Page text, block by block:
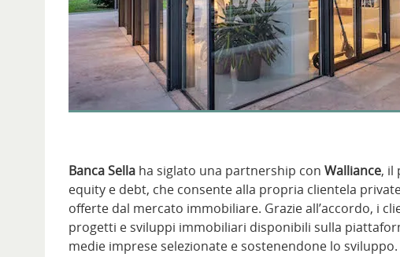
Banca Sella ha siglato una partnership con Walliance, il
equity e debt, che consente alla propria clientela
offerte dal mercato immobiliare. Grazie all’accordo, i
progetti e sviluppi immobiliari disponibili sulla
medie imprese selezionate e sostenendone lo